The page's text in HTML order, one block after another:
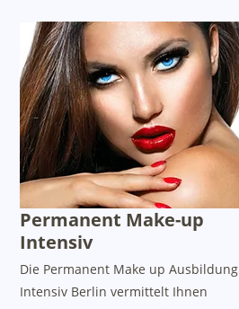
Permanent Make-up
Intensiv
Die Permanent Make up Ausbildung
Intensiv Berlin vermittelt Ihnen